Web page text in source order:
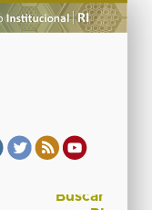
Buscar